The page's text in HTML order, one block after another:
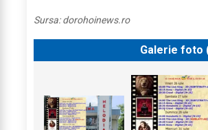
Sursa:dorohoinews.ro
Galerie foto